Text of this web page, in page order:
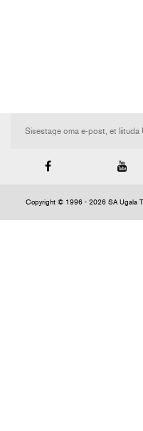
Copyright © 1996 - 2026 SA Ugala